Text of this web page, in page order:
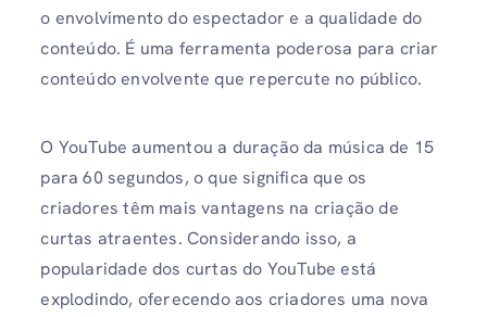
o envolvimento do espectador e a qualidade do
conteúdo. É uma ferramenta poderosa para criar
conteúdo envolvente que repercute no público.
O YouTube aumentou a duração da música de 15
para 60 segundos, o que significa que os
criadores têm mais vantagens na criação de
curtas atraentes. Considerando isso, a
popularidade dos curtas do YouTube está
explodindo, oferecendo aos criadores uma nova